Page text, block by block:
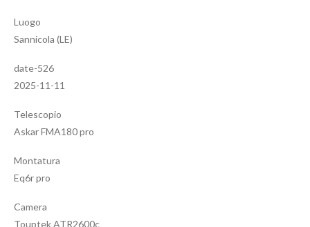
Luogo
Sannicola (LE)
date-526
2025-11-11
Telescopio
Askar FMA180 pro
Montatura
Eq6r pro
Camera
Touptek ATR2600c